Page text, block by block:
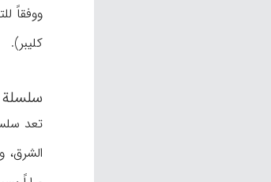
ووفقاً
کلیبر).
سلسلة
تعد